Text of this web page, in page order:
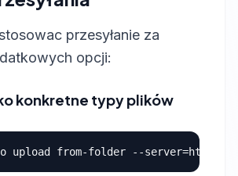
przesyłanie za
opcji:
konkretne typy plików